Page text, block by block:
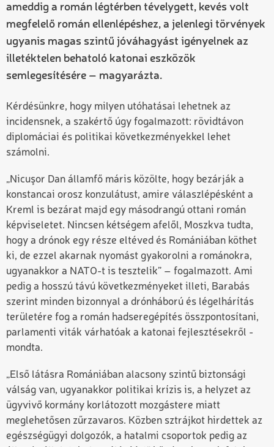
ameddig a román légtérben tévelygett, kevés volt
megfelelő román ellenlépéshez, a jelenlegi törvények
ugyanis magas szintű jóváhagyást igényelnek az
illetéktelen behatoló katonai eszközök
semlegesítésére – magyarázta.
Kérdésünkre, hogy milyen utóhatásai lehetnek az
incidensnek, a szakértő úgy fogalmazott: rövidtávon
diplomáciai és politikai következményekkel lehet
számolni.
„Nicuşor Dan államfő máris közölte, hogy bezárják a
konstancai orosz konzulátust, amire válaszlépésként a
Kreml is bezárat majd egy másodrangú ottani román
képviseletet. Nincsen kétségem afelől, Moszkva tudta,
hogy a drónok egy része eltéved és Romániában köthet
ki, de ezzel akarnak nyomást gyakorolni a románokra,
ugyanakkor a NATO-t is tesztelik” – fogalmazott. Ami
pedig a hosszú távú következményeket illeti, Barabás
szerint minden bizonnyal a drónháború és légelhárítás
területére fog a román hadseregépítés összpontosítani,
parlamenti viták várhatóak a katonai fejlesztésekről -
mondta.
„Első látásra Romániában alacsony szintű biztonsági
válság van, ugyanakkor politikai krízis is, a helyzet az
ügyvivő kormány korlátozott mozgástere miatt
meglehetősen zűrzavaros. Közben sztrájkot hirdettek az
egészségügyi dolgozók, a hatalmi csoportok pedig az